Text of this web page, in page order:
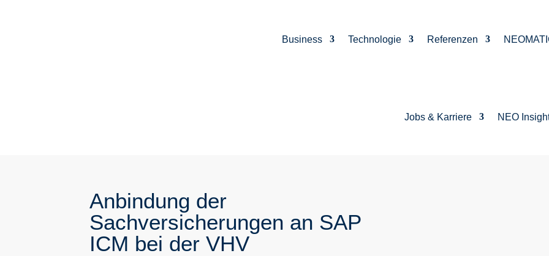
Business Technologie Referenzen
Jobs & Karriere NEO
Anbindung der
Sachversicherungen an SAP
ICM bei der VHV